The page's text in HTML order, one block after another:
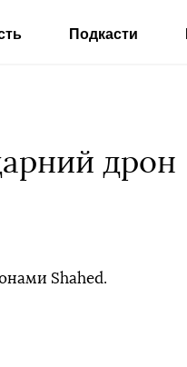
Подкасти
дрон
Shahed.